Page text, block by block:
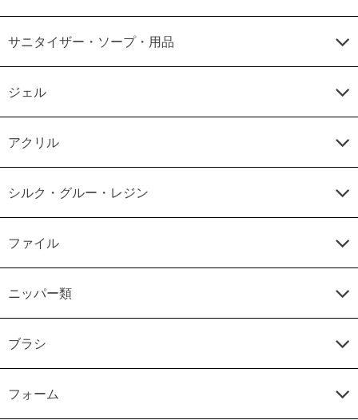
サニタイザー・ソープ・用品
ジェル
アクリル
シルク・グルー・レジン
ファイル
ニッパー類
ブラシ
フォーム